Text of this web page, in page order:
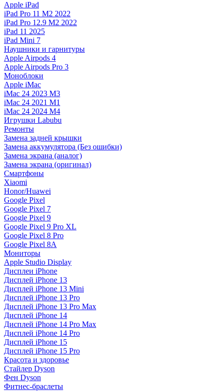
Apple iPad
iPad Pro 11 M2 2022
iPad Pro 12.9 M2 2022
iPad 11 2025
iPad Mini 7
Наушники и гарнитуры
Apple Airpods 4
Apple Airpods Pro 3
Моноблоки
Apple iMac
iMac 24 2023 M3
iMac 24 2021 M1
iMac 24 2024 M4
Игрушки Labubu
Ремонты
Замена задней крышки
Замена аккумулятора (Без ошибки)
Замена экрана (аналог)
Замена экрана (оригинал)
Смартфоны
Xiaomi
Honor/Huawei
Google Pixel
Google Pixel 7
Google Pixel 9
Google Pixel 9 Pro XL
Google Pixel 8 Pro
Google Pixel 8A
Мониторы
Apple Studio Display
Дисплеи iPhone
Дисплей iPhone 13
Дисплей iPhone 13 Mini
Дисплей iPhone 13 Pro
Дисплей iPhone 13 Pro Max
Дисплей iPhone 14
Дисплей iPhone 14 Pro Max
Дисплей iPhone 14 Pro
Дисплей iPhone 15
Дисплей iPhone 15 Pro
Красота и здоровье
Стайлер Dyson
Фен Dyson
Фитнес-браслеты